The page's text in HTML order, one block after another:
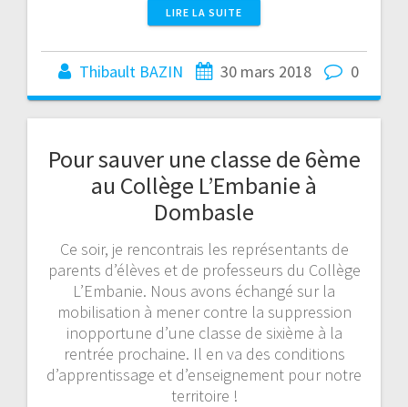
LIRE LA SUITE
Thibault BAZIN 30 mars 2018 0
Pour sauver une classe de 6ème
au Collège L’Embanie à
Dombasle
Ce soir, je rencontrais les représentants de
parents d’élèves et de professeurs du Collège
L’Embanie. Nous avons échangé sur la
mobilisation à mener contre la suppression
inopportune d’une classe de sixième à la
rentrée prochaine. Il en va des conditions
d’apprentissage et d’enseignement pour notre
territoire !